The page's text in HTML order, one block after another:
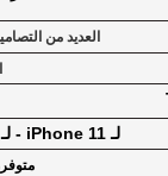
العديد من
لـ iPhone 11 - لـ Iphone 15 pro max